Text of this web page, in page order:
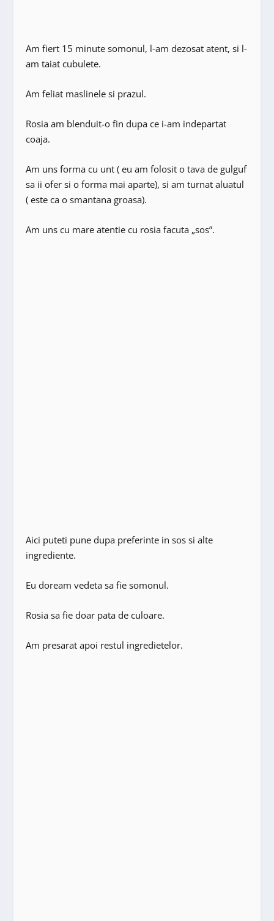
Am fiert 15 minute somonul, l-am dezosat atent, si l-
am taiat cubulete.
Am feliat maslinele si prazul.
Rosia am blenduit-o fin dupa ce i-am indepartat
coaja.
Am uns forma cu unt ( eu am folosit o tava de gulguf
sa ii ofer si o forma mai aparte), si am turnat aluatul
( este ca o smantana groasa).
Am uns cu mare atentie cu rosia facuta „sos”.
Aici puteti pune dupa preferinte in sos si alte
ingrediente.
Eu doream vedeta sa fie somonul.
Rosia sa fie doar pata de culoare.
Am presarat apoi restul ingredietelor.